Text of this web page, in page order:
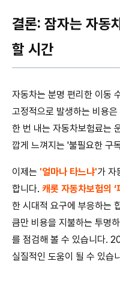
결론: 잠자는 자동
할 시간
자동차는 분명 편리한 이동
고정적으로 발생하는 비용
한 번 내는 자동차보험료는
깝게 느껴지는 '불필요한 구
이제는 '얼마나 타느냐'가 자
합니다. 캐롯 자동차보험의
한 시대적 요구에 부응하는
큼만 비용을 지불하는 투명
를 점검해 볼 수 있습니다.
실질적인 도움이 될 수 있습